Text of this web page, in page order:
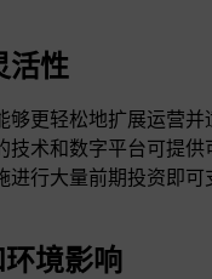
活性
够更轻松地扩展运营并
技术和数字平台可提供
进行大量前期投资即可
境影响